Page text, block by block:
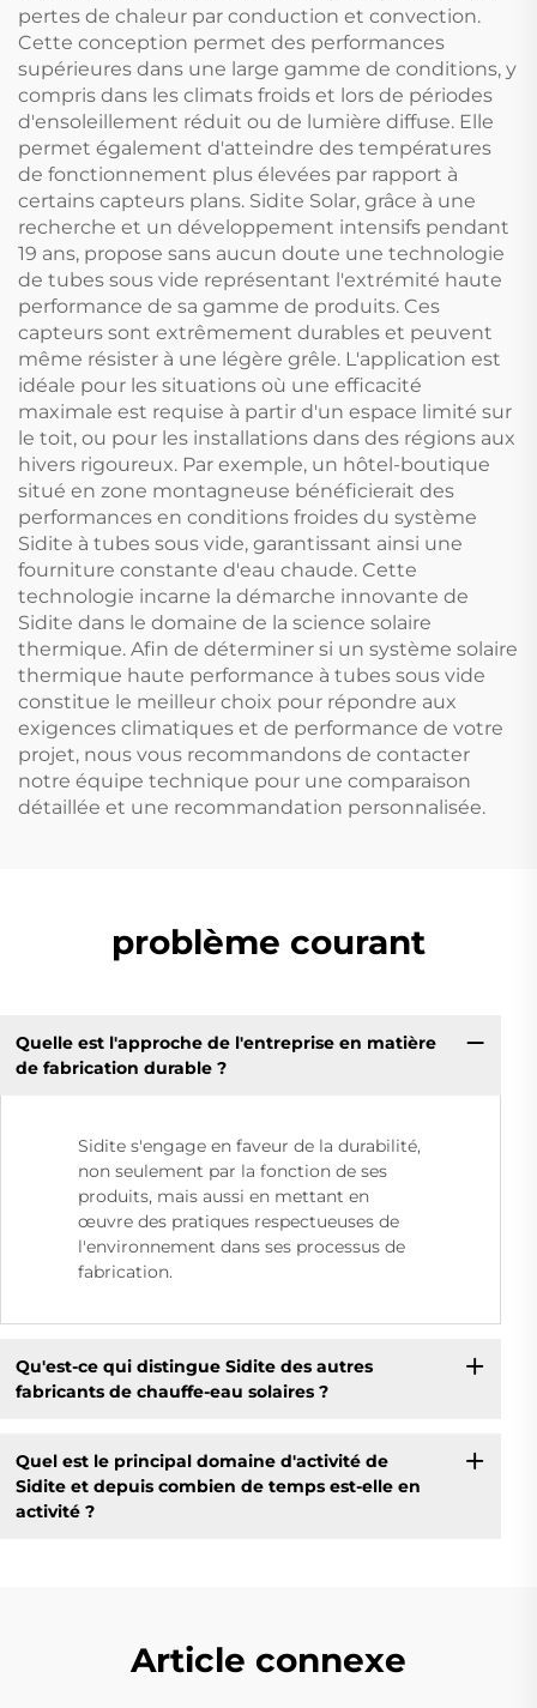
pertes de chaleur par conduction et convection.
Cette conception permet des performances
supérieures dans une large gamme de conditions, y
compris dans les climats froids et lors de périodes
d'ensoleillement réduit ou de lumière diffuse. Elle
permet également d'atteindre des températures
de fonctionnement plus élevées par rapport à
certains capteurs plans. Sidite Solar, grâce à une
recherche et un développement intensifs pendant
19 ans, propose sans aucun doute une technologie
de tubes sous vide représentant l'extrémité haute
performance de sa gamme de produits. Ces
capteurs sont extrêmement durables et peuvent
même résister à une légère grêle. L'application est
idéale pour les situations où une efficacité
maximale est requise à partir d'un espace limité sur
le toit, ou pour les installations dans des régions aux
hivers rigoureux. Par exemple, un hôtel-boutique
situé en zone montagneuse bénéficierait des
performances en conditions froides du système
Sidite à tubes sous vide, garantissant ainsi une
fourniture constante d'eau chaude. Cette
technologie incarne la démarche innovante de
Sidite dans le domaine de la science solaire
thermique. Afin de déterminer si un système solaire
thermique haute performance à tubes sous vide
constitue le meilleur choix pour répondre aux
exigences climatiques et de performance de votre
projet, nous vous recommandons de contacter
notre équipe technique pour une comparaison
détaillée et une recommandation personnalisée.
problème courant
Quelle est l'approche de l'entreprise en matière
de fabrication durable ?
Sidite s'engage en faveur de la durabilité,
non seulement par la fonction de ses
produits, mais aussi en mettant en
œuvre des pratiques respectueuses de
l'environnement dans ses processus de
fabrication.
Qu'est-ce qui distingue Sidite des autres
fabricants de chauffe-eau solaires ?
Quel est le principal domaine d'activité de
Sidite et depuis combien de temps est-elle en
activité ?
Article connexe